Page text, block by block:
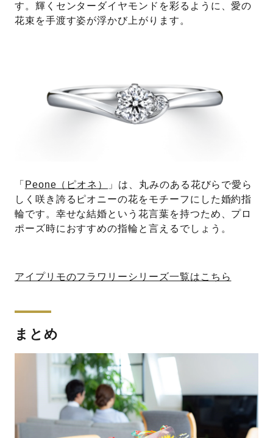
す。輝くセンターダイヤモンドを彩るように、愛の
花束を手渡す姿が浮かび上がります。
「 Peone（ピオネ）
」は、丸みのある花びらで愛ら
しく咲き誇るピオニーの花をモチーフにした婚約指
輪です。幸せな結婚という花言葉を持つため、プロ
ポーズ時におすすめの指輪と言えるでしょう。
アイプリモのフラワリーシリーズ一覧はこちら
まとめ